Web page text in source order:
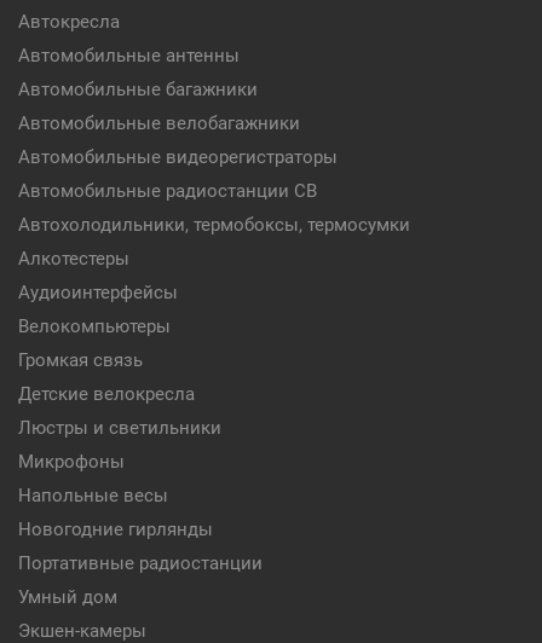
Автокресла
Автомобильные антенны
Автомобильные багажники
Автомобильные велобагажники
Автомобильные видеорегистраторы
Автомобильные радиостанции CB
Автохолодильники, термобоксы, термосумки
Алкотестеры
Аудиоинтерфейсы
Велокомпьютеры
Громкая связь
Детские велокресла
Люстры и светильники
Микрофоны
Напольные весы
Новогодние гирлянды
Портативные радиостанции
Умный дом
Экшен-камеры